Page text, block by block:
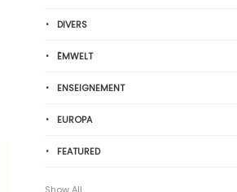
DIVERS
ËMWELT
ENSEIGNEMENT
EUROPA
FEATURED